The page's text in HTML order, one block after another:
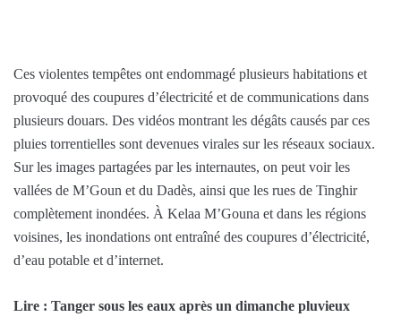
Ces violentes tempêtes ont endommagé plusieurs habitations et
provoqué des coupures d’électricité et de communications dans
plusieurs douars. Des vidéos montrant les dégâts causés par ces
pluies torrentielles sont devenues virales sur les réseaux sociaux.
Sur les images partagées par les internautes, on peut voir les
vallées de M’Goun et du Dadès, ainsi que les rues de Tinghir
complètement inondées. À Kelaa M’Gouna et dans les régions
voisines, les inondations ont entraîné des coupures d’électricité,
d’eau potable et d’internet.
Lire : Tanger sous les eaux après un dimanche pluvieux